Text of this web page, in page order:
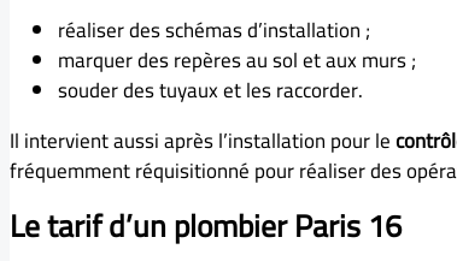
réaliser des schémas d’installation ;
marquer des repères au sol et aux murs ;
souder des tuyaux et les raccorder.
Il intervient aussi après l’installation pour le
fréquemment réquisitionné pour réaliser des
Le tarif d’un plombier Paris 16